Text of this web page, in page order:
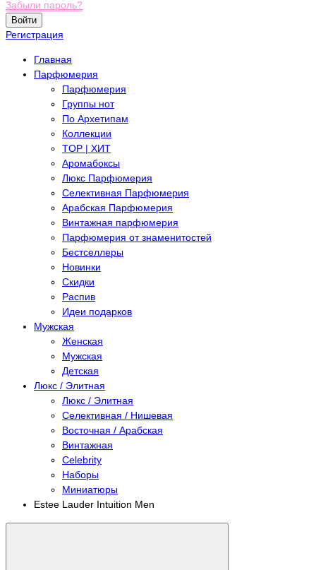
Забыли пароль?
Войти
Регистрация
Главная
Парфюмерия
Парфюмерия
Группы нот
По Архетипам
Коллекции
TOP | ХИТ
Аромабоксы
Люкс Парфюмерия
Селективная Парфюмерия
Арабская Парфюмерия
Винтажная парфюмерия
Парфюмерия от знаменитостей
Бестселлеры
Новинки
Скидки
Распив
Идеи подарков
Мужская
Женская
Мужская
Детская
Люкс / Элитная
Люкс / Элитная
Селективная / Нишевая
Восточная / Арабская
Винтажная
Celebrity
Наборы
Миниатюры
Estee Lauder Intuition Men